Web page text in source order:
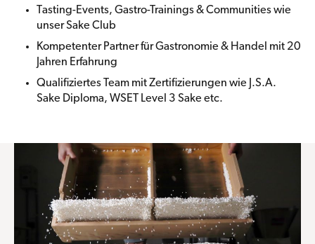
Tasting-Events, Gastro-Trainings & Communities wie
unser Sake Club
Kompetenter Partner für Gastronomie & Handel mit 20
Jahren Erfahrung
Qualifiziertes Team mit Zertifizierungen wie J.S.A.
Sake Diploma, WSET Level 3 Sake etc.